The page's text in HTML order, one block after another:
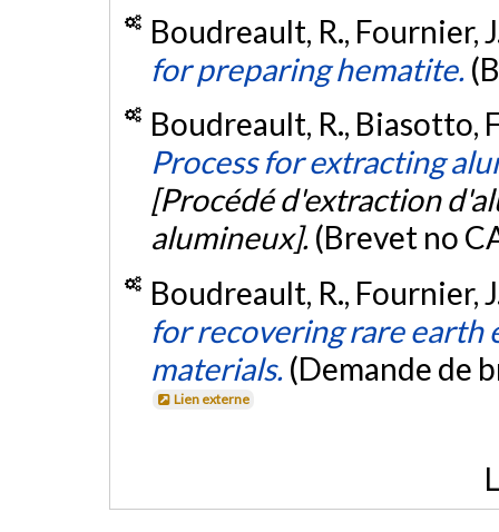
Boudreault, R., Fournier,
for preparing hematite.
Boudreault, R., Biasotto,
Process for extracting
[Procédé d'extraction
alumineux]. (Brevet no
Boudreault, R., Fournier,
for recovering rare earth
materials. (Demande de
Lien externe